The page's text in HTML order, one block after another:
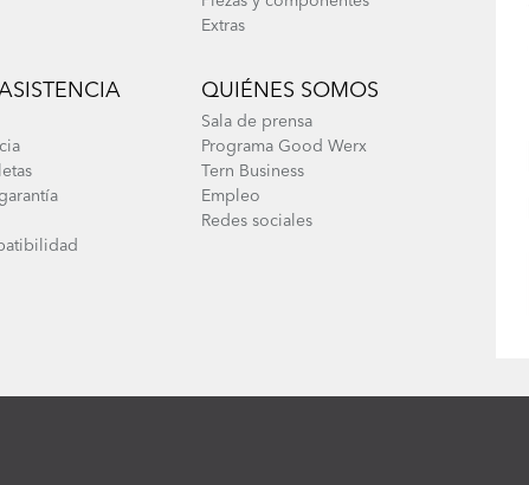
Extras
QUIÉNES SOMOS
Sala de prensa
Programa Good Werx
Tern Business
Empleo
Redes sociales